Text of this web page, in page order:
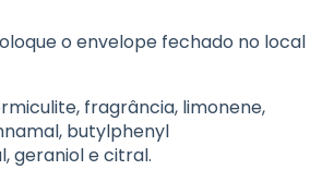
o envelope fechado no local
fragrância, limonene,
butylphenyl
geraniol e citral.